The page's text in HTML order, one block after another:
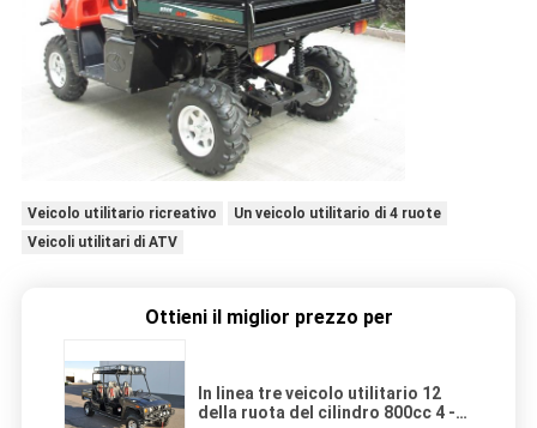
Veicolo utilitario ricreativo
Un veicolo utilitario di 4 ruote
Veicoli utilitari di ATV
Ottieni il miglior prezzo per
In linea tre veicolo utilitario 12
della ruota del cilindro 800cc 4 -